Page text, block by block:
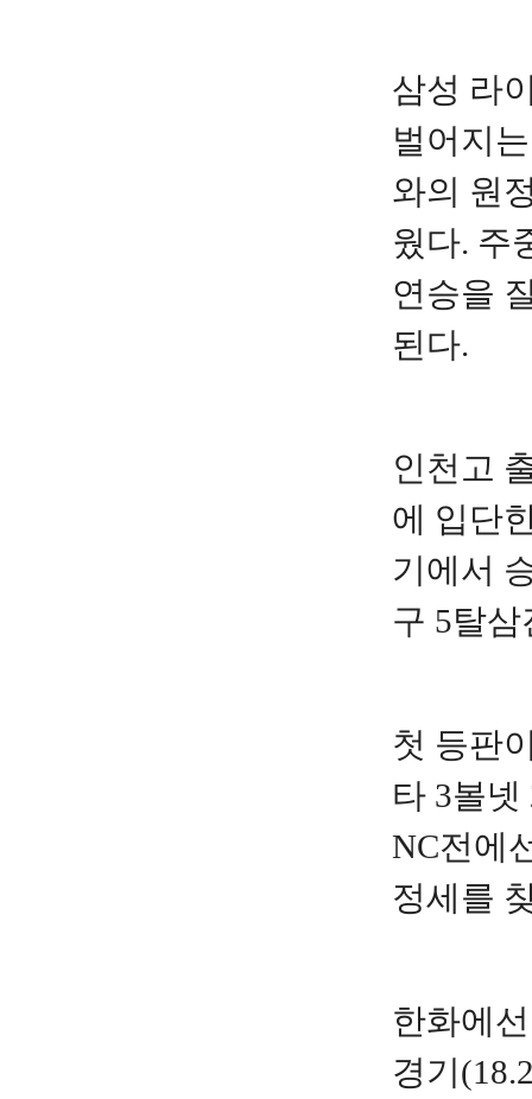
삼성 라
벌어지
와의 원
웠다. 주
연승을
된다.
인천고
에 입단
기에서
구 5탈
첫 등판
타 3볼
NC전에
정세를
한화에
경기